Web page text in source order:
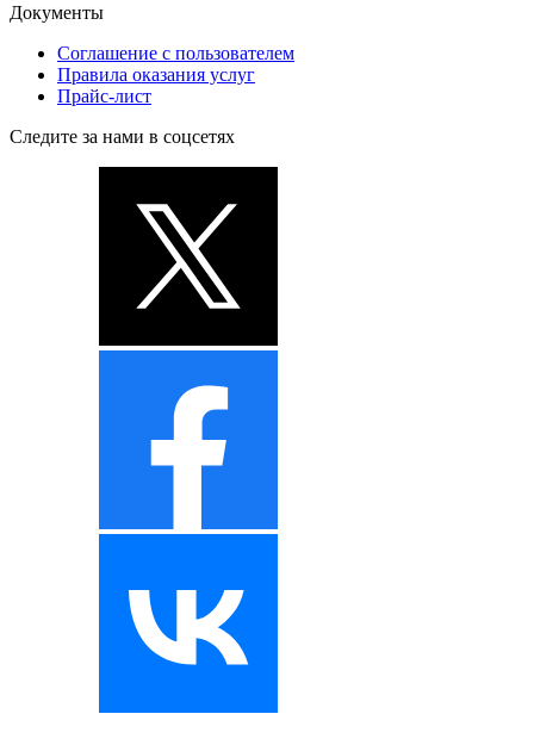
Документы
Соглашение с пользователем
Правила оказания услуг
Прайс-лист
Следите за нами в соцсетях